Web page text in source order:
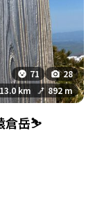
71
28
13.0 km 892 m
倉岳⛷️